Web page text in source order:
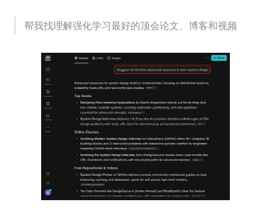
帮我找理解强化学习最好的顶会论文、博客和视频